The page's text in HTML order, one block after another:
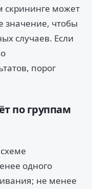
скрининге может
значение, чтобы
случаев. Если
порог
по группам
одного
не менее